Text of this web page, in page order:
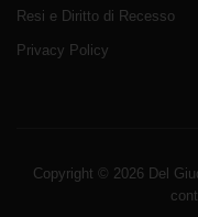
Resi e Diritto di Recesso
Privacy Policy
Copyright © 2026 Del